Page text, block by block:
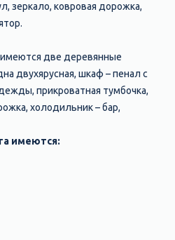
зеркало, ковровая дорожка,
две деревянные
двухярусная, шкаф – пенал с
прикроватная тумбочка,
холодильник – бар,
имеются: